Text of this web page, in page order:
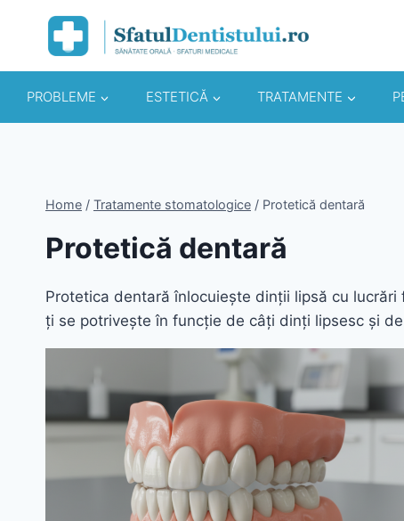
content
PROBLEME ESTETICĂ TRATAMENTE
Home / Tratamente stomatologice / Protetică dentară
Protetică dentară
Protetica dentară înlocuiește dinții lipsă cu
ți se potrivește în funcție de câți dinți lipsesc și